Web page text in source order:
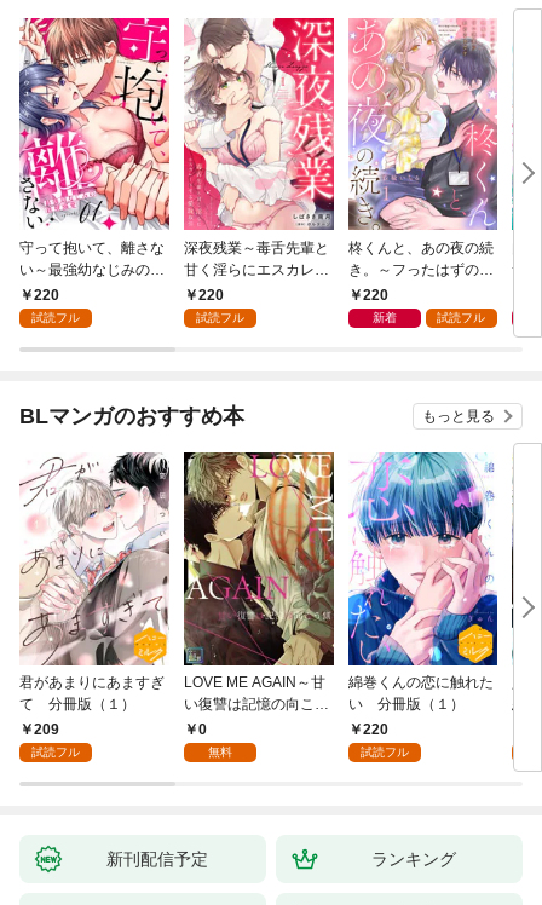
守って抱いて、離さな
い～最強幼なじみの鉄
壁溺愛～１
220
試読フル
深夜残業～毒舌先輩と
甘く淫らにエスカレー
トする愛玩取引１
220
試読フル
柊くんと、あの夜の続
き。～フったはずの後
輩の甘い執着に負けそ
うです～１
220
新着 試読フル
サ
か
１
BLマンガのおすすめ本 もっと見る
君があまりにあますぎ
て 分冊版（１）
209
試読フル
LOVE ME AGAIN～甘
い復讐は記憶の向こう
側～【全年齢版】(1)
0
無料
綿巻くんの恋に触れた
い 分冊版（１）
220
試読フル
悪
新刊配信予定 ランキング